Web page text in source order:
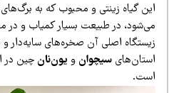
گیاه زینتی و محبوب که به برگ‌های
در طبیعت بسیار کمیاب و در
اصلی آن صخره‌های سایه‌دار و
سیچوانویون‌نانچین در